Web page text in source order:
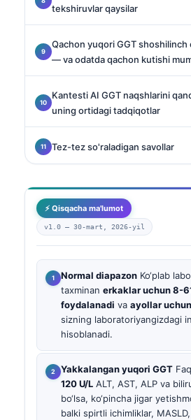
tekshiruvlar qaysilar
Qachon yuqori GGT shoshilinch
— va odatda qachon kutishi
Kantesti AI GGT naqshlarini
uning ortidagi tadqiqotlar
Tez-tez so'raladigan savollar
⚡ Qisqacha ma'lumot
v1.0 — 30-mart, 2026-yil
Normal diapazon Ko‘plab
taxminan erkaklar uchun 8-
foydalanadi va ayollar
sizning laboratoriyangizdagi
hisoblanadi.
Yakkalangan yuqori GGT
120 U/L ALT, AST, ALP va
bo‘lsa, ko‘pincha jigar
balki spirtli ichimliklar,